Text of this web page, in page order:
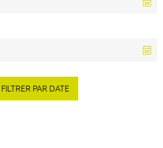
FILTRER PAR DATE